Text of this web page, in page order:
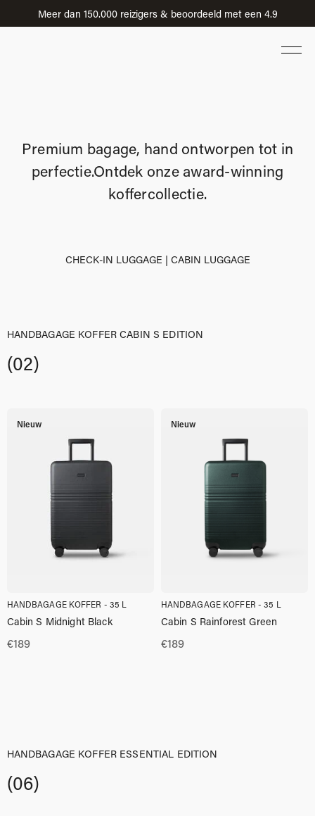
Meer dan 150.000 reizigers & beoordeeld met een 4.9
Premium bagage, hand ontworpen tot in
perfectie.Ontdek onze award-winning
koffercollectie.
CHECK-IN LUGGAGE | CABIN LUGGAGE
HANDBAGAGE KOFFER CABIN S EDITION
(02)
Nieuw
HANDBAGAGE KOFFER - 35 L
€189
Cabin S Midnight Black
Nieuw
HANDBAGAGE KOFFER - 35 L
€189
Cabin S Rainforest Green
HANDBAGAGE KOFFER ESSENTIAL EDITION
(06)